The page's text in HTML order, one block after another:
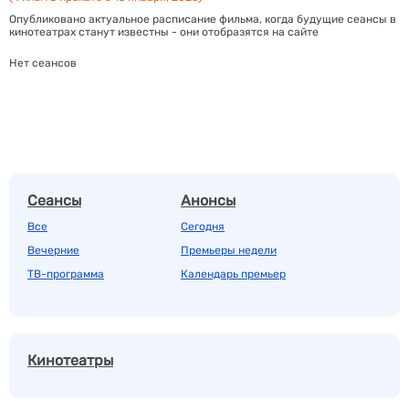
Опубликовано актуальное расписание фильма, когда будущие сеансы в
кинотеатрах станут известны - они отобразятся на сайте
Нет сеансов
Сеансы
Все
Вечерние
ТВ-программа
Анонсы
Сегодня
Премьеры недели
Календарь премьер
Кинотеатры